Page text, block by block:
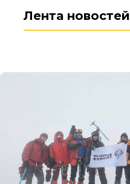
Лента новостей